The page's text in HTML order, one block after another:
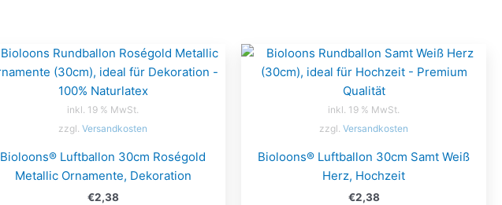
inkl. 19 % MwSt.
zzgl. Versandkosten
Bioloons® Luftballon 30cm Roségold
Metallic Ornamente, Dekoration
€2,38
inkl. 19 % MwSt.
zzgl. Versandkosten
Bioloons® Luftballon 30cm Samt Weiß
Herz, Hochzeit
€2,38